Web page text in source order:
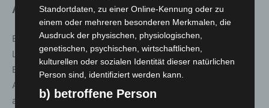
Area
Ergänzend zu den vielen innovativen Exponaten und
Live-Vorführungen an den Messeständen konnten sich
Besucher über die neue EuroBLECH 2022 Presentation
Area freuen. Der frisch lancierte Vortragsbereich bot an
allen vier Messetagen ein spannendes Programm mit 27
Standortdaten, zu einer Online-Kennung oder zu
einem oder mehreren besonderen Merkmalen, die
Ausdruck der physischen, physiologischen,
genetischen, psychischen, wirtschaftlichen,
kulturellen oder sozialen Identität dieser natürlichen
Person sind, identifiziert werden kann.
b) betroffene Person